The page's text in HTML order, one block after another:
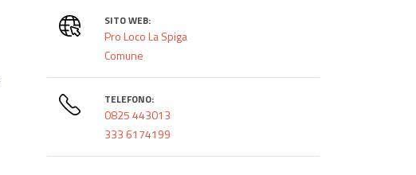
SITO WEB:
Pro Loco La Spiga
Comune
TELEFONO:
0825 443013
333 6174199